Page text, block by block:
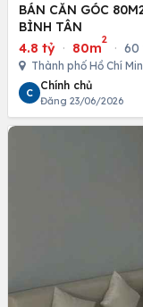
BÁN CĂN GÓC
BÌNH TÂN
4.8 tỷ · 80m
2
·
Thành phố Hồ Chí
C
Chính chủ
Đăng 23/06/2026